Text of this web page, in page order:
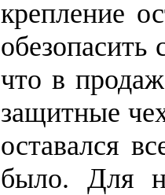
крепление
что в
защитные
оставался
было. Для